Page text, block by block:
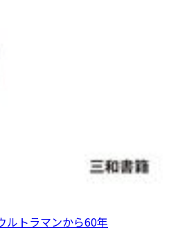
ルトラマンから60年